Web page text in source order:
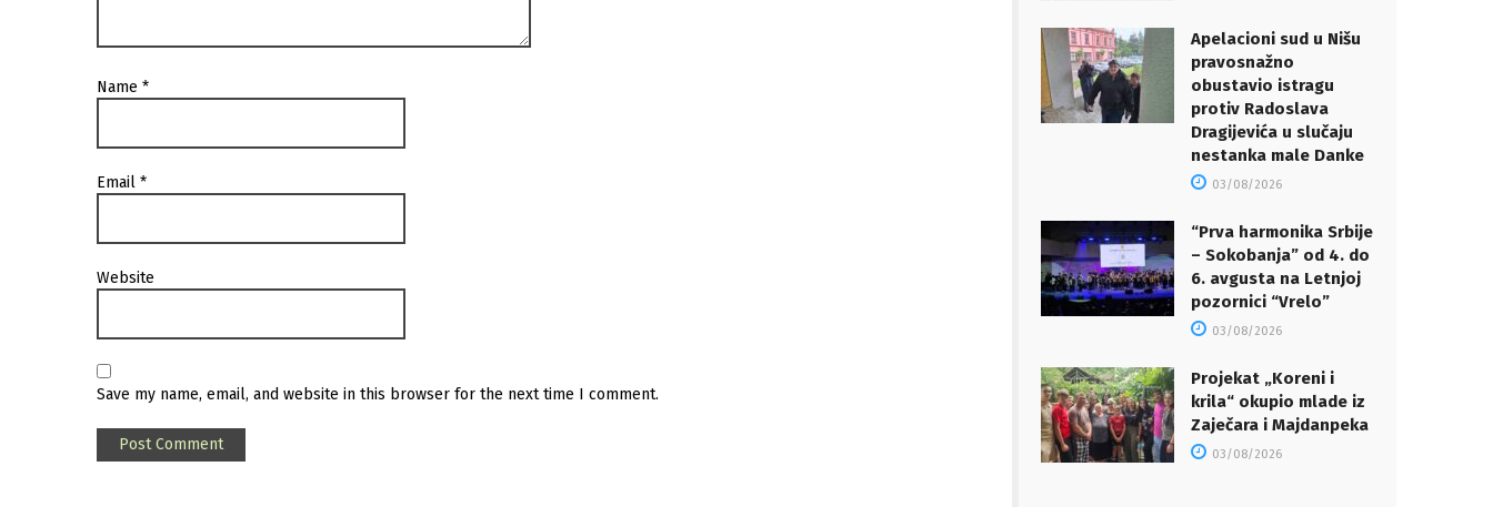
Name *
Email *
Website
Save my name, email, and website in this browser for the next time I comment.
Apelacioni sud u Nišu
pravosnažno
obustavio istragu
protiv Radoslava
Dragijevića u slučaju
nestanka male Danke
03/08/2026
“Prva harmonika Srbije
– Sokobanja” od 4. do
6. avgusta na Letnjoj
pozornici “Vrelo”
03/08/2026
Projekat „Koreni i
krila“ okupio mlade iz
Zaječara i Majdanpeka
03/08/2026